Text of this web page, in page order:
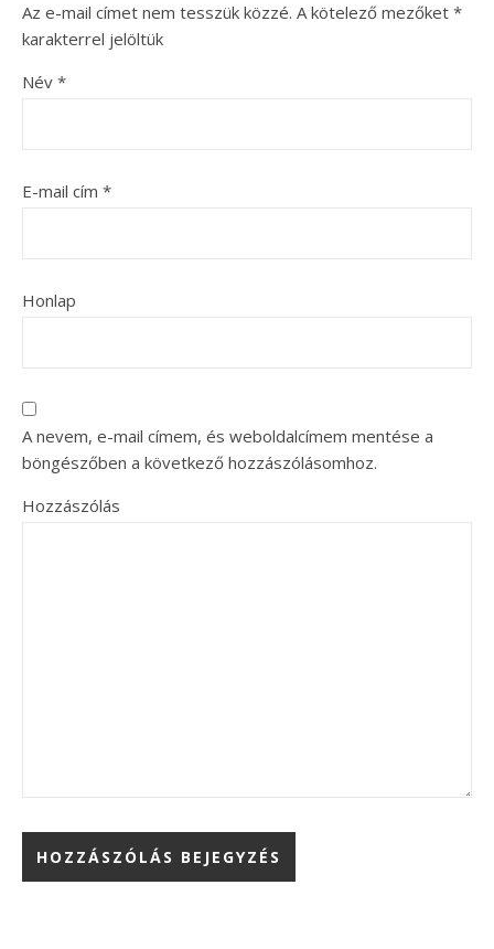
Az e-mail címet nem tesszük közzé. A kötelező mezőket *
karakterrel jelöltük
Név *
E-mail cím *
Honlap
A nevem, e-mail címem, és weboldalcímem mentése a
böngészőben a következő hozzászólásomhoz.
Hozzászólás